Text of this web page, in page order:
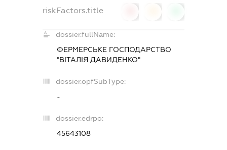
riskFactors.title
dossier.fullName:
ФЕРМЕРСЬКЕ ГОСПОДАРСТВО
"ВІТАЛІЯ ДАВИДЕНКО"
dossier.opfSubType:
-
dossier.edrpo:
45643108